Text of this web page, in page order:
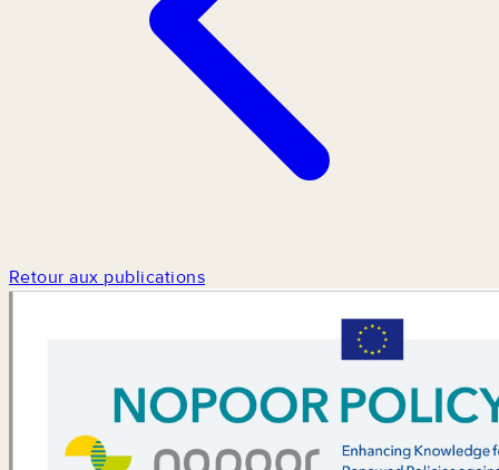
Retour aux publications